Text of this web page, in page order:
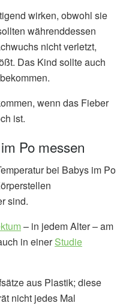
wirken, obwohl sie
währenddessen
nicht verletzt,
Das Kind sollte auch
wenn das Fieber
ist.
Po messen
bei Babys im Po
sind.
– in jedem Alter – am
in einerStudie
aus Plastik; diese
nicht jedes Mal